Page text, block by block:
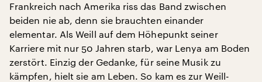
Frankreich nach Amerika riss das Band zwischen
beiden nie ab, denn sie brauchten einander
elementar. Als Weill auf dem Höhepunkt seiner
Karriere mit nur 50 Jahren starb, war Lenya am Boden
zerstört. Einzig der Gedanke, für seine Musik zu
kämpfen, hielt sie am Leben. So kam es zur Weill-